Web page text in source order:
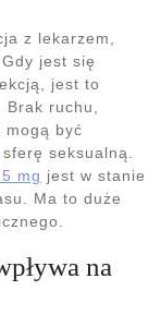
z lekarzem,
jest się
jest to
ruchu,
mogą być
seksualną.
mg jest w stanie
Ma to duże
na